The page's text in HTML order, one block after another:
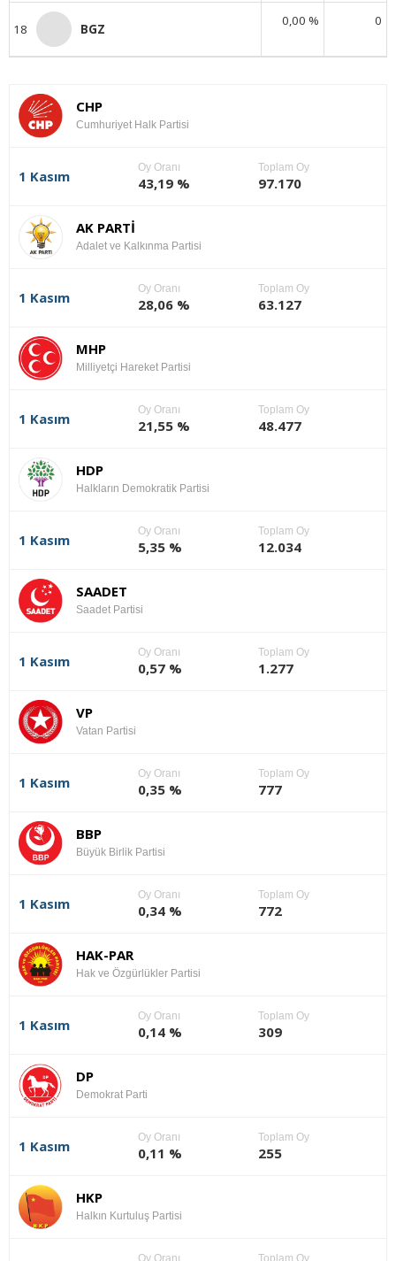
18 BGZ
0,00 % 0
CHP
Cumhuriyet Halk Partisi
1 Kasım
Oy Oranı
43,19 %
Toplam Oy
97.170
AK PARTİ
Adalet ve Kalkınma Partisi
1 Kasım
Oy Oranı
28,06 %
Toplam Oy
63.127
MHP
Milliyetçi Hareket Partisi
1 Kasım
Oy Oranı
21,55 %
Toplam Oy
48.477
HDP
Halkların Demokratik Partisi
1 Kasım
Oy Oranı
5,35 %
Toplam Oy
12.034
SAADET
Saadet Partisi
1 Kasım
Oy Oranı
0,57 %
Toplam Oy
1.277
VP
Vatan Partisi
1 Kasım
Oy Oranı
0,35 %
Toplam Oy
777
BBP
Büyük Birlik Partisi
1 Kasım
Oy Oranı
0,34 %
Toplam Oy
772
HAK-PAR
Hak ve Özgürlükler Partisi
1 Kasım
Oy Oranı
0,14 %
Toplam Oy
309
DP
Demokrat Parti
1 Kasım
Oy Oranı
0,11 %
Toplam Oy
255
HKP
Halkın Kurtuluş Partisi
Oy Oranı Toplam Oy